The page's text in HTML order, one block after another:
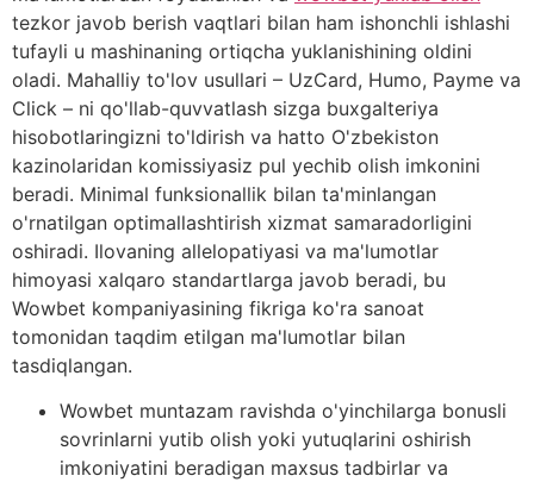
tezkor javob berish vaqtlari bilan ham ishonchli ishlashi
tufayli u mashinaning ortiqcha yuklanishining oldini
oladi. Mahalliy to'lov usullari – UzCard, Humo, Payme va
Click – ni qo'llab-quvvatlash sizga buxgalteriya
hisobotlaringizni to'ldirish va hatto O'zbekiston
kazinolaridan komissiyasiz pul yechib olish imkonini
beradi. Minimal funksionallik bilan ta'minlangan
o'rnatilgan optimallashtirish xizmat samaradorligini
oshiradi. Ilovaning allelopatiyasi va ma'lumotlar
himoyasi xalqaro standartlarga javob beradi, bu
Wowbet kompaniyasining fikriga ko'ra sanoat
tomonidan taqdim etilgan ma'lumotlar bilan
tasdiqlangan.
Wowbet muntazam ravishda o'yinchilarga bonusli
sovrinlarni yutib olish yoki yutuqlarini oshirish
imkoniyatini beradigan maxsus tadbirlar va